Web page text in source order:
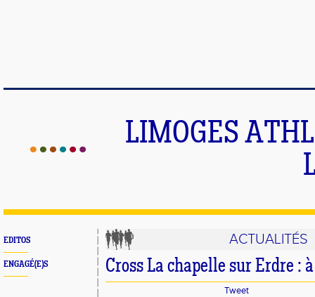
LIMOGES
EDITOS
ENGAGÉ(E)S
ACTUALITÉS
Cross La chapelle sur Erdre :
Tweet